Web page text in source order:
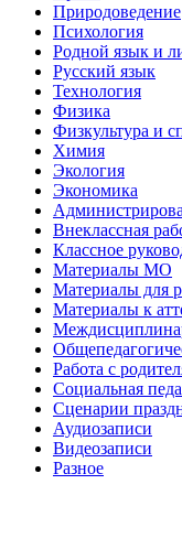
Природоведение
Психология
Родной язык и
Русский язык
Технология
Физика
Физкультура и
Химия
Экология
Экономика
Внеклассная
Классное
Материалы МО
Материалы для
Материалы к
Работа с
Социальная
Сценарии
Аудиозаписи
Видеозаписи
Разное